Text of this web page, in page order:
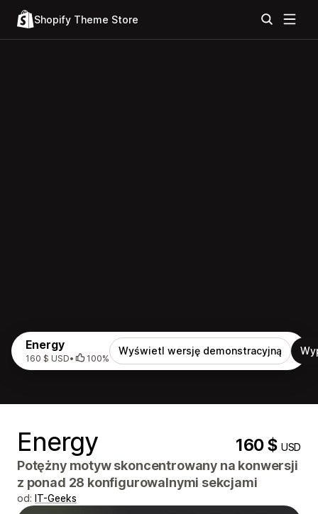
Shopify Theme Store
Energy
160 $ USD• 100%
Wyświetl wersję demonstracyjną
Energy 160 $USD
Potężny motyw skoncentrowany na konwersji
z ponad 28 konfigurowalnymi sekcjami
od: IT-Geeks